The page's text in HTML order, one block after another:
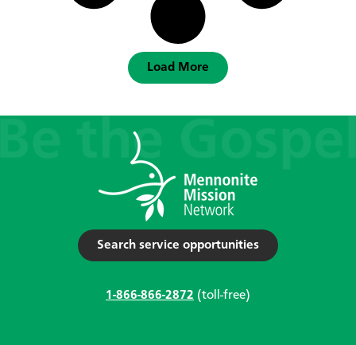
Load More
Search service opportunities
1-866-866-2872 (toll-free)